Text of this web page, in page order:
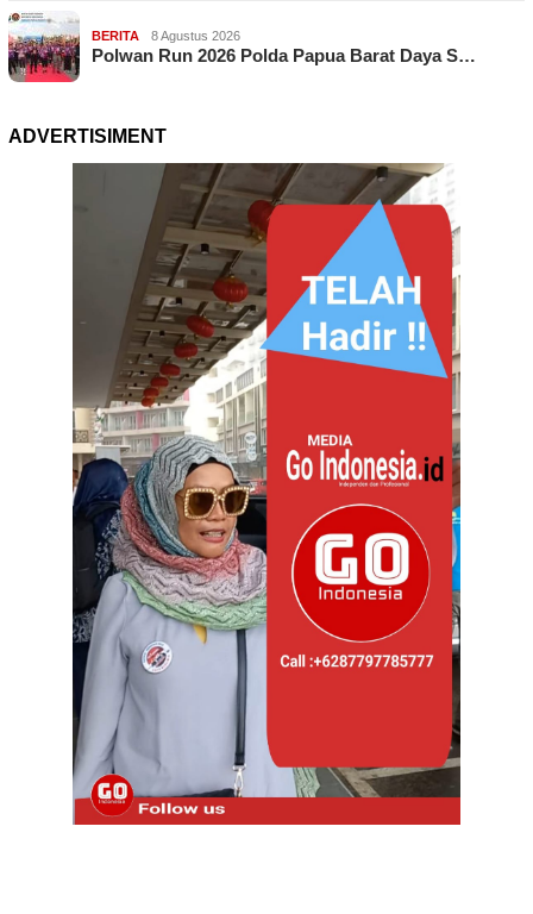
BERITA 8 Agustus 2026
Polwan Run 2026 Polda Papua Barat Daya S…
ADVERTISIMENT